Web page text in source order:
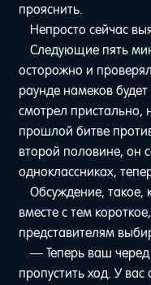
прояснить.
Непросто сейчас
Следующие пять
осторожно и
раунде намеков
смотрел пристально,
прошлой битве
второй половине, он
одноклассниках,
Обсуждение, такое,
вместе с тем
представителям
— Теперь ваш
пропустить ход. У